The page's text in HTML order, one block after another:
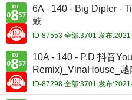
6A - 140 - Big Dipler -
鼓
ID-87553 全部:3701 发布
10A - 140 - P.D 抖音
Remix)_VinaHouse_越
ID-87298 全部:3701 发布